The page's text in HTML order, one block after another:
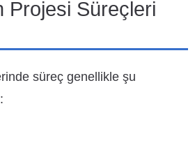
Projesi Süreçleri
süreç genellikle şu